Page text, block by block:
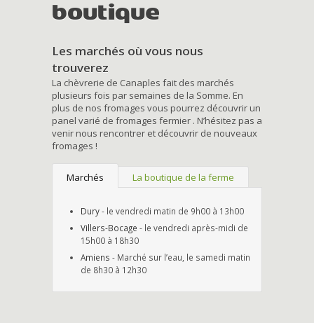
boutique
Les marchés où vous nous
trouverez
La chèvrerie de Canaples fait des marchés
plusieurs fois par semaines de la Somme. En
plus de nos fromages vous pourrez découvrir un
panel varié de fromages fermier . N’hésitez pas a
venir nous rencontrer et découvrir de nouveaux
fromages !
Marchés La boutique de la ferme
Dury- le vendredi matin de 9h00 à 13h00
Villers-Bocage - le vendredi après-midi de
15h00 à 18h30
Amiens - Marché sur l’eau, le samedi matin
de 8h30 à 12h30